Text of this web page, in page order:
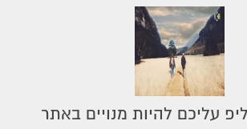
עליכם להיות מנויים באתר